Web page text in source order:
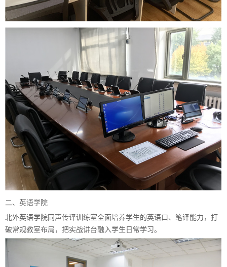
二、英语学院
北外英语学院同声传译训练室全面培养学生的英语口、笔译能力，打
破常规教室布局，把实战讲台融入学生日常学习。